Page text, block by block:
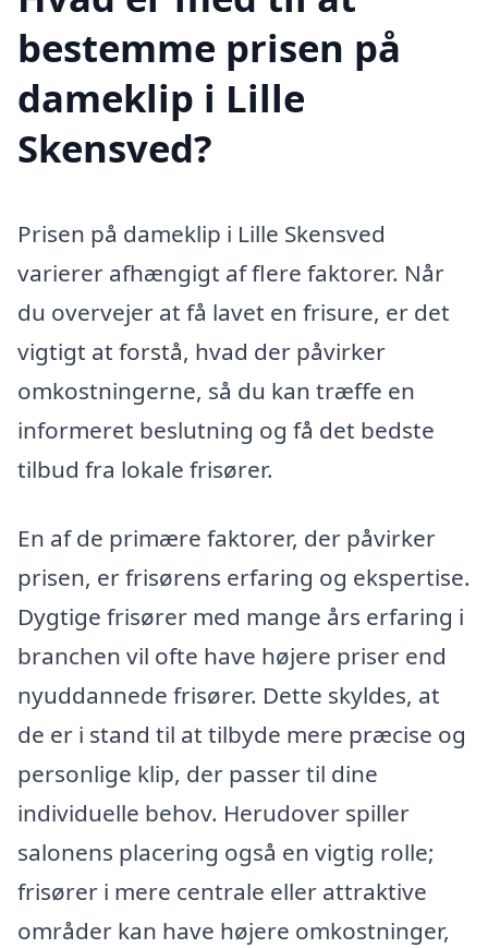
bestemme prisen på
dameklip i Lille
Skensved?
Prisen på dameklip i Lille Skensved
varierer afhængigt af flere faktorer. Når
du overvejer at få lavet en frisure, er det
vigtigt at forstå, hvad der påvirker
omkostningerne, så du kan træffe en
informeret beslutning og få det bedste
tilbud fra lokale frisører.
En af de primære faktorer, der påvirker
prisen, er frisørens erfaring og ekspertise.
Dygtige frisører med mange års erfaring i
branchen vil ofte have højere priser end
nyuddannede frisører. Dette skyldes, at
de er i stand til at tilbyde mere præcise og
personlige klip, der passer til dine
individuelle behov. Herudover spiller
salonens placering også en vigtig rolle;
frisører i mere centrale eller attraktive
områder kan have højere omkostninger,